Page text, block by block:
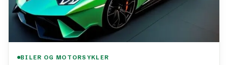
BILER OG MOTORSYKLER